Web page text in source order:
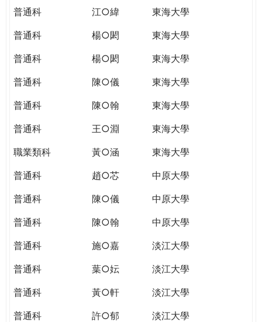
普通科
江○緯
東海大學
普通科
楊○閎
東海大學
普通科
楊○閎
東海大學
普通科
陳○儀
東海大學
普通科
陳○翰
東海大學
普通科
王○淵
東海大學
職業類科
黃○涵
東海大學
普通科
趙○芯
中原大學
普通科
陳○儀
中原大學
普通科
陳○翰
中原大學
普通科
施○嘉
淡江大學
普通科
葉○妘
淡江大學
普通科
黃○軒
淡江大學
普通科
許○郁
淡江大學